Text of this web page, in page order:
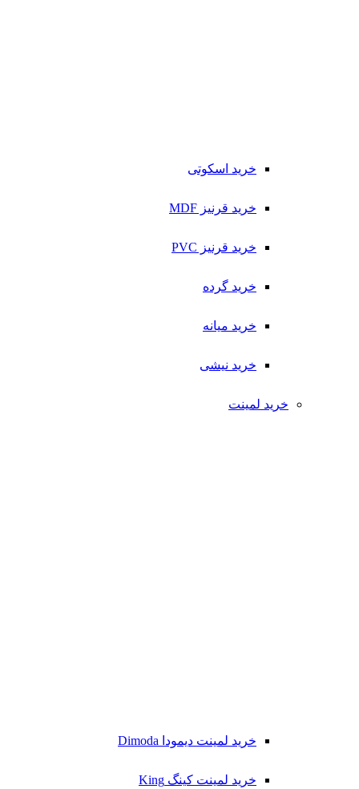
خرید اسکوتی
خرید قرنیز MDF
خرید قرنیز PVC
خرید گرده
خرید میانه
خرید نیشی
خرید لمینت
خرید لمینت دیمودا Dimoda
خرید لمینت کینگ King